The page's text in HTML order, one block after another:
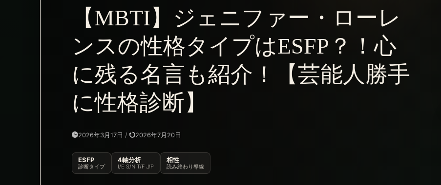
【MBTI】ジェニファー・ローレ
ンスの性格タイプはESFP？！心
に残る名言も紹介！【芸能人勝手
に性格診断】
2026年3月17日 / 2026年7月20日
ESFP
診断タイプ
4軸分析
I/E S/N T/F J/P
相性
読み終わり導線